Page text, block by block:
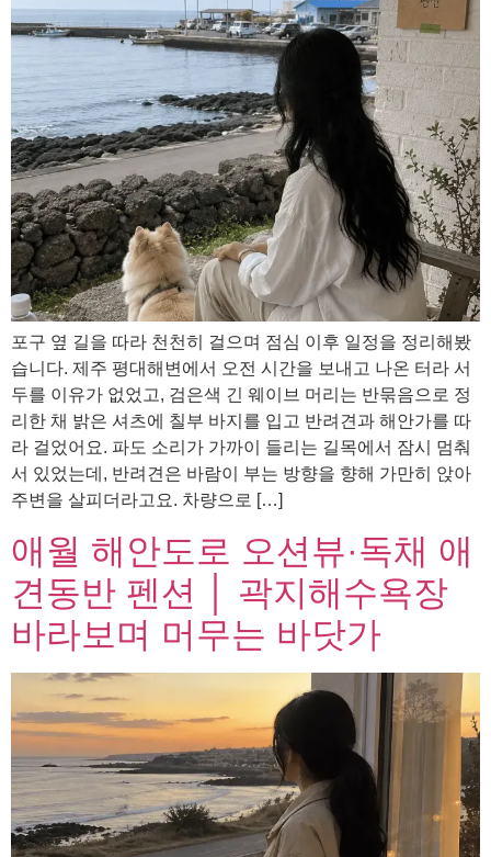
포구 옆 길을 따라 천천히 걸으며 점심 이후 일정을 정리해봤
습니다. 제주 평대해변에서 오전 시간을 보내고 나온 터라 서
두를 이유가 없었고, 검은색 긴 웨이브 머리는 반묶음으로 정
리한 채 밝은 셔츠에 칠부 바지를 입고 반려견과 해안가를 따
라 걸었어요. 파도 소리가 가까이 들리는 길목에서 잠시 멈춰
서 있었는데, 반려견은 바람이 부는 방향을 향해 가만히 앉아
주변을 살피더라고요. 차량으로 […]
애월 해안도로 오션뷰·독채 애
견동반 펜션 │ 곽지해수욕장
바라보며 머무는 바닷가